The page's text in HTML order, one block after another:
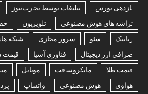
بازدهی بورس
تبلیغات توسط تجارت‌نیوز
تراشه های هوش مصنوعی
تلویزیون
رباتیک
سئو سرور مجازی
شبکه
صرافی ارز دیجیتال
فناوری آسیا قیمت
قیمت طلا
مایکروسافت موبایل
هواوی
هوش مصنوعی واتساپ